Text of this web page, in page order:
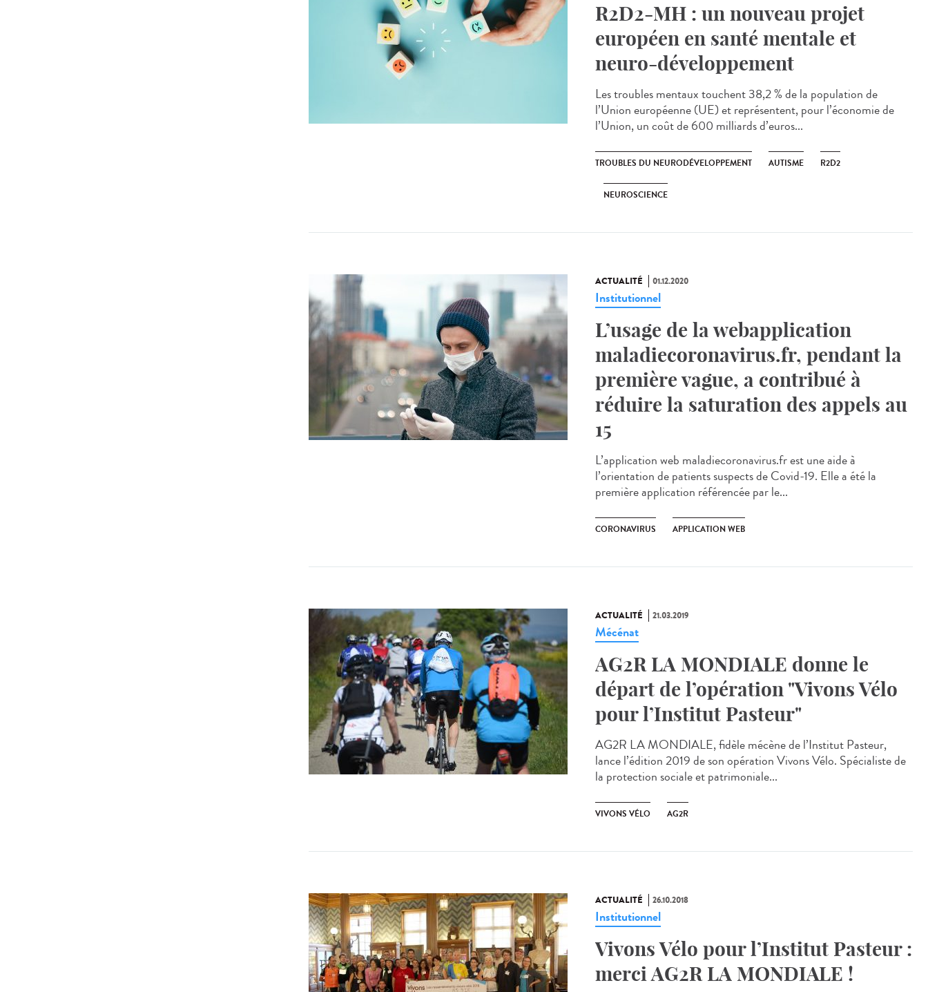
R2D2-MH : un nouveau projet
européen en santé mentale et
neuro-développement
Les troubles mentaux touchent 38,2 % de la population de
l’Union européenne (UE) et représentent, pour l’économie de
l’Union, un coût de 600 milliards d’euros...
TROUBLES DU NEURODÉVELOPPEMENT AUTISME R2D2
NEUROSCIENCE
ACTUALITÉ 01.12.2020
Institutionnel
L’usage de la webapplication
maladiecoronavirus.fr, pendant la
première vague, a contribué à
réduire la saturation des appels au
15
L’application web maladiecoronavirus.fr est une aide à
l’orientation de patients suspects de Covid-19. Elle a été la
première application référencée par le...
CORONAVIRUS APPLICATION WEB
ACTUALITÉ 21.03.2019
Mécénat
AG2R LA MONDIALE donne le
départ de l’opération "Vivons Vélo
pour l’Institut Pasteur"
AG2R LA MONDIALE, fidèle mécène de l’Institut Pasteur,
lance l’édition 2019 de son opération Vivons Vélo. Spécialiste de
la protection sociale et patrimoniale...
VIVONS VÉLO AG2R
ACTUALITÉ 26.10.2018
Institutionnel
Vivons Vélo pour l’Institut Pasteur :
merci AG2R LA MONDIALE !